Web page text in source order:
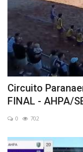
Circuito
FINAL - AHPA/
0 702